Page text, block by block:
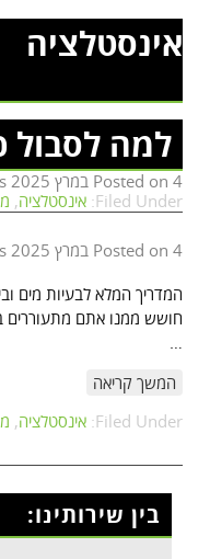
אינסטלציה
למה לסבול
Posted on 4 במרץ 2025
Filed Under: אינסטלציה,
Posted on 4 במרץ 2025
המדריך המלא לבעיות מים
חושש ממנו אתם מתעוררים
…
המשך קריאה
Filed Under: אינסטלציה,
בין שירותינו: